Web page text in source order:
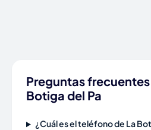
Preguntas
Botiga del Pa
¿Cuál es el teléfono de La